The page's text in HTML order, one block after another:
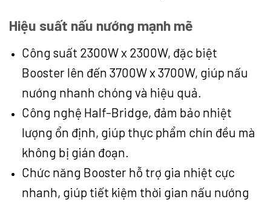
Hiệu suất nấu nướng mạnh mẽ
Công suất 2300W x 2300W, đặc biệt
Booster lên đến 3700W x 3700W, giúp nấu
nướng nhanh chóng và hiệu quả.
Công nghệ Half-Bridge, đảm bảo nhiệt
lượng ổn định, giúp thực phẩm chín đều mà
không bị gián đoạn.
Chức năng Booster hỗ trợ gia nhiệt cực
nhanh, giúp tiết kiệm thời gian nấu nướng